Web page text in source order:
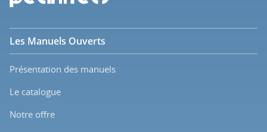
Les Manuels Ouverts
Présentation des manuels
Le catalogue
Notre offre